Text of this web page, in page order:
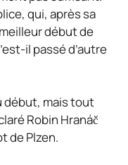
qui, après sa
début de
il passé d’autre
début, mais tout
Robin Hranáč
de Plzen.